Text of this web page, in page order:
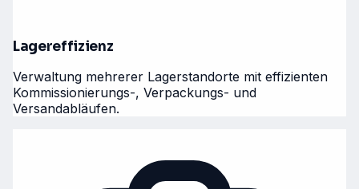
Lagereffizienz
Verwaltung mehrerer Lagerstandorte mit effizienten
Kommissionierungs-, Verpackungs- und
Versandabläufen.